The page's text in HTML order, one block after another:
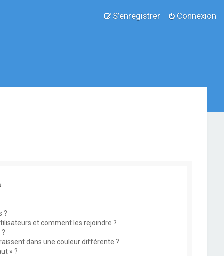
Connexion
S’enregistrer
?
et comment les rejoindre ?
dans une couleur différente ?
» ?